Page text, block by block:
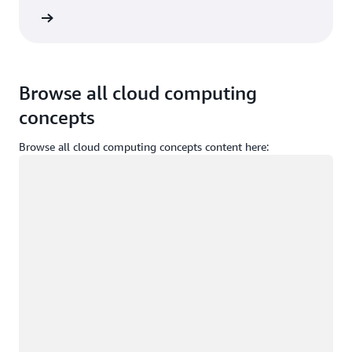
Browse all cloud computing
concepts
Browse all cloud computing concepts content here: